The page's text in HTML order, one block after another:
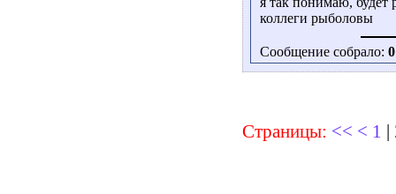
коллеги рыболовы
Сообщение собрало: 0
Страницы: << < 1